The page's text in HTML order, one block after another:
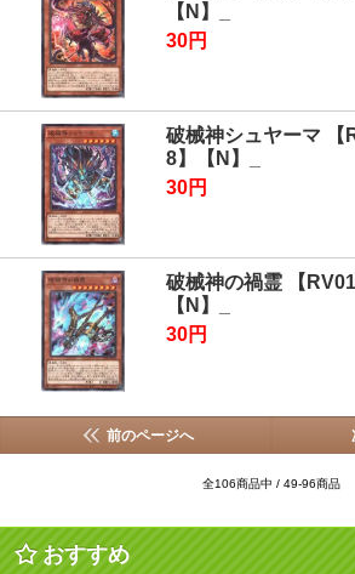
【N】_
30円
破械神シュヤーマ 【
8】【N】_
30円
破械神の禍霊 【
【N】_
30円
前のページへ
全106商品中 / 49-96商品
おすすめ